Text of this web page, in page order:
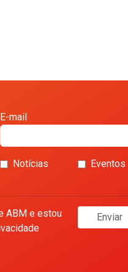
E-mail
Notícias
Eventos
ABM e estou
Enviar